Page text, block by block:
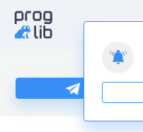
Больше